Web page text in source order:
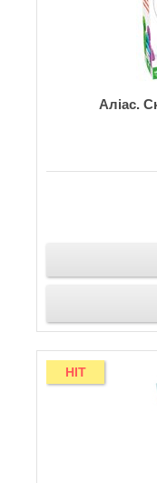
Аліас.
HIT